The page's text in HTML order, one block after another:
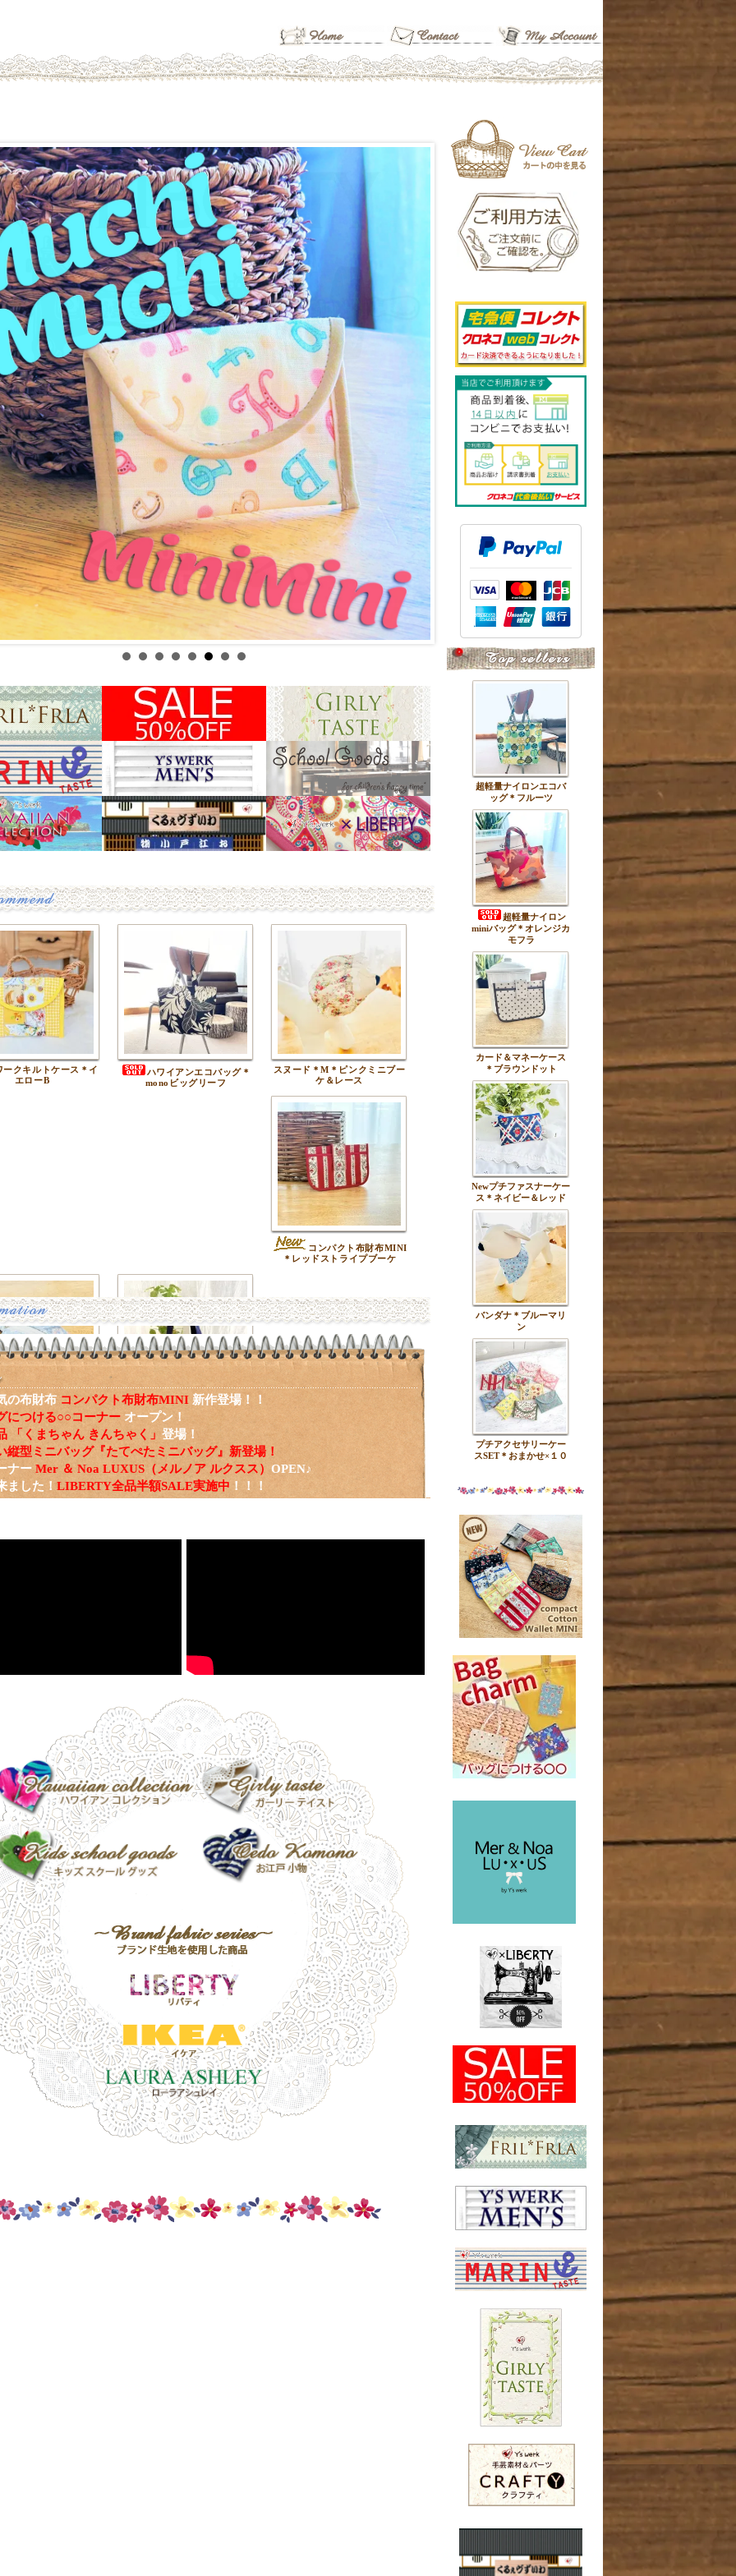
ークキルトケース＊イ
エローB
ハワイアンエコバッグ＊
monoビッグリーフ
スヌード＊M＊ピンクミニブー
ケ＆レース
コンパクト布財布MINI
＊レッドストライプブーケ
バッグチャームファス
チ＊ブルースクエアフ
ラワー
ハートアップリケのミ
ニトート＊ネイビー
の布財布 コンパクト布財布MINI 新作登場！！
につける○○コーナー オープン！
「くまちゃん きんちゃく」 登場！
縦型ミニバッグ『たてぺたミニバッグ』新登場！
ナー Mer ＆ Noa LUXUS（メルノア ルクスス） OPEN♪
した！ LIBERTY全品半額SALE実施中 ！！！
超軽量ナイロンエコバ
ッグ＊フルーツ
超軽量ナイロン
miniバッグ＊オレンジカ
モフラ
カード＆マネーケース
＊ブラウンドット
Newプチファスナーケー
ス＊ネイビー＆レッド
バンダナ＊ブルーマリ
ン
プチアクセサリーケー
スSET＊おまかせ×１０